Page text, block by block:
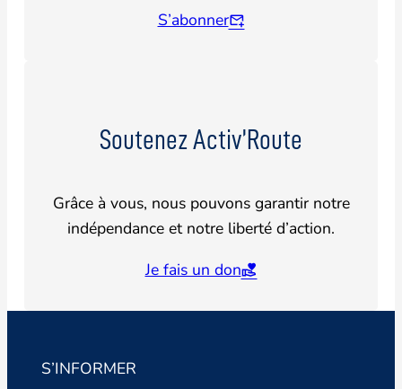
S’abonner
Soutenez Activ’Route
Grâce à vous, nous pouvons garantir notre
indépendance et notre liberté d’action.
Je fais un don
S’INFORMER